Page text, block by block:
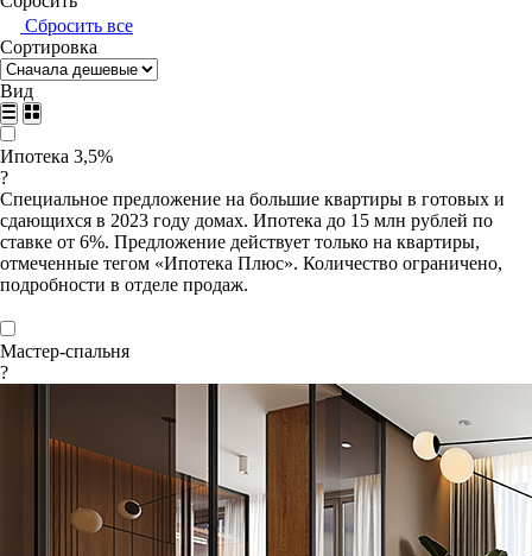
Сбросить все
Сортировка
Вид
Ипотека 3,5%
?
Специальное предложение на большие квартиры в готовых и
сдающихся в 2023 году домах. Ипотека до 15 млн рублей по
ставке от 6%. Предложение действует только на квартиры,
отмеченные тегом «Ипотека Плюс». Количество ограничено,
подробности в отделе продаж.
Мастер-спальня
?